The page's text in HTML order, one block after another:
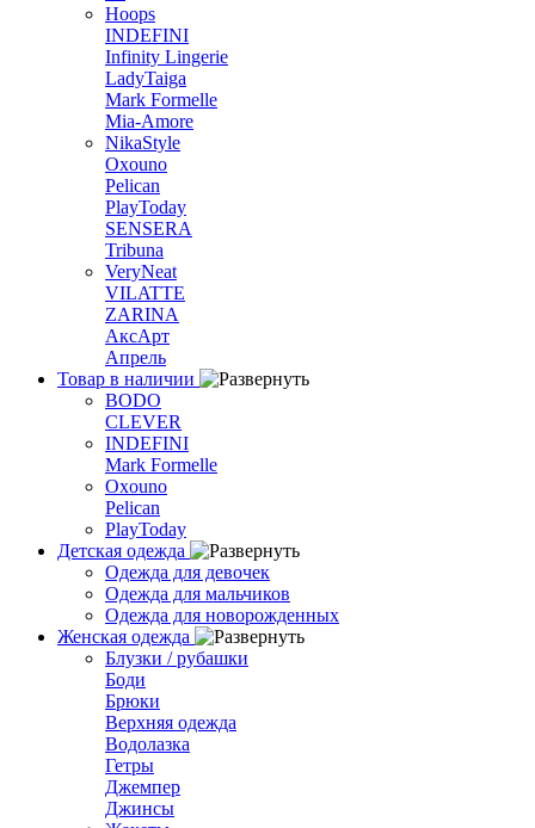
Hoops
INDEFINI
Infinity Lingerie
LadyTaiga
Mark Formelle
Mia-Amore
NikaStyle
Oxouno
Pelican
PlayToday
SENSERA
Tribuna
VeryNeat
VILATTE
ZARINA
АксАрт
Апрель
Товар в наличии
BODO
CLEVER
INDEFINI
Mark Formelle
Oxouno
Pelican
PlayToday
Детская одежда
Одежда для девочек
Одежда для мальчиков
Одежда для новорожденных
Женская одежда
Блузки / рубашки
Боди
Брюки
Верхняя одежда
Водолазка
Гетры
Джемпер
Джинсы